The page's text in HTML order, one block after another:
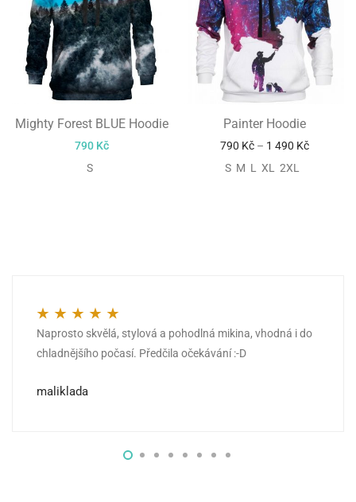
Mighty Forest BLUE Hoodie
790 Kč
S
Painter Hoodie
790 Kč – 1 490 Kč
S M L XL 2XL
Hodnocení 5z 5
Naprosto skvělá, stylová a pohodlná mikina, vhodná i do
chladnějšího počasí. Předčila očekávání :-D
maliklada